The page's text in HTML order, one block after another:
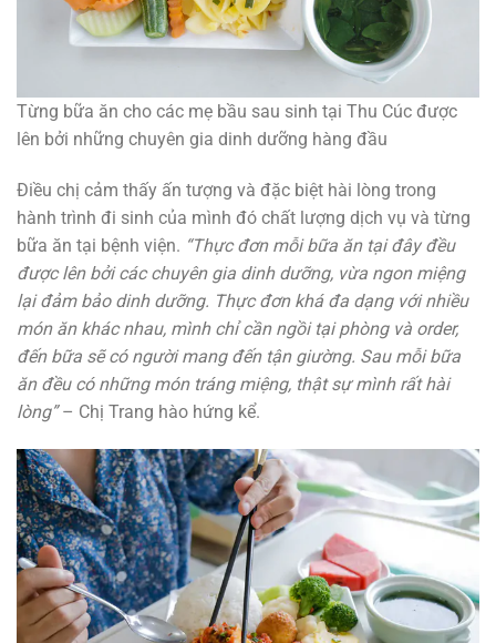
Từng bữa ăn cho các mẹ bầu sau sinh tại Thu Cúc được
lên bởi những chuyên gia dinh dưỡng hàng đầu
Điều chị cảm thấy ấn tượng và đặc biệt hài lòng trong
hành trình đi sinh của mình đó chất lượng dịch vụ và từng
bữa ăn tại bệnh viện. “Thực đơn mỗi bữa ăn tại đây đều
được lên bởi các chuyên gia dinh dưỡng, vừa ngon miệng
lại đảm bảo dinh dưỡng. Thực đơn khá đa dạng với nhiều
món ăn khác nhau, mình chỉ cần ngồi tại phòng và order,
đến bữa sẽ có người mang đến tận giường. Sau mỗi bữa
ăn đều có những món tráng miệng, thật sự mình rất hài
lòng”– Chị Trang hào hứng kể.